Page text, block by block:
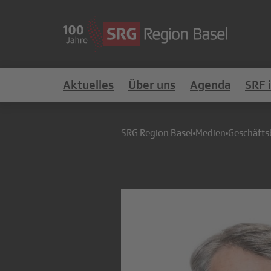
Aktuelles Über uns Agenda SRF
SRG Region Basel Medien